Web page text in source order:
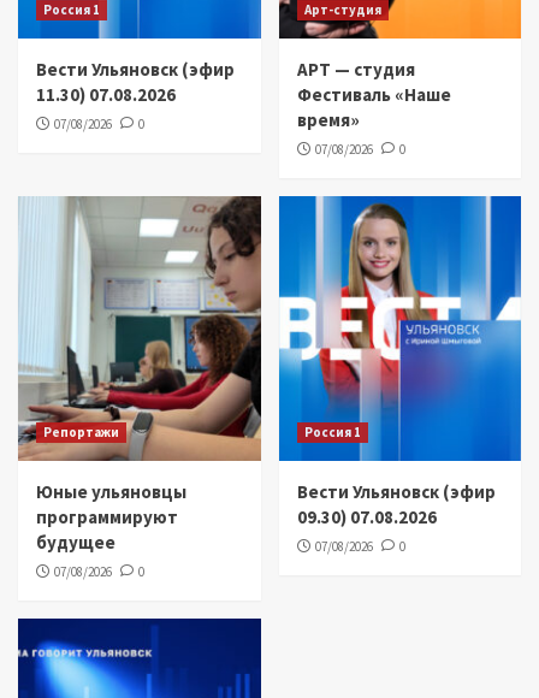
Россия 1
Вести Ульяновск (эфир
11.30) 07.08.2026
07/08/2026 0
Арт-студия
АРТ — студия
Фестиваль «Наше
время»
07/08/2026 0
Репортажи
Юные ульяновцы
программируют
будущее
07/08/2026 0
Россия 1
Вести Ульяновск (эфир
09.30) 07.08.2026
07/08/2026 0